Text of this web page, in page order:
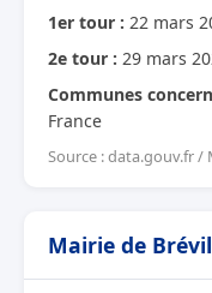
1er tour : 22 mars
2e tour : 29 mars
Communes
France
Source : data.gouv.fr
Mairie de